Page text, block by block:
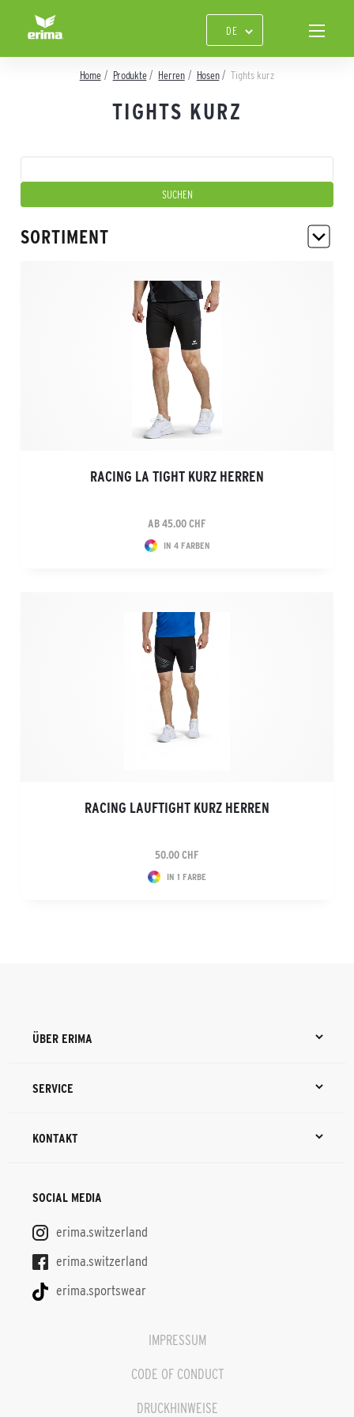
Home Produkte Herren Hosen Tights kurz
TIGHTS KURZ
SORTIMENT
RACING LA TIGHT KURZ HERREN
AB 45.00 CHF
IN 4 FARBEN
RACING LAUFTIGHT KURZ HERREN
50.00 CHF
IN 1 FARBE
ÜBER ERIMA
SERVICE
KONTAKT
SOCIAL MEDIA
erima.switzerland
erima.switzerland
erima.sportswear
IMPRESSUM
CODE OF CONDUCT
DRUCKHINWEISE